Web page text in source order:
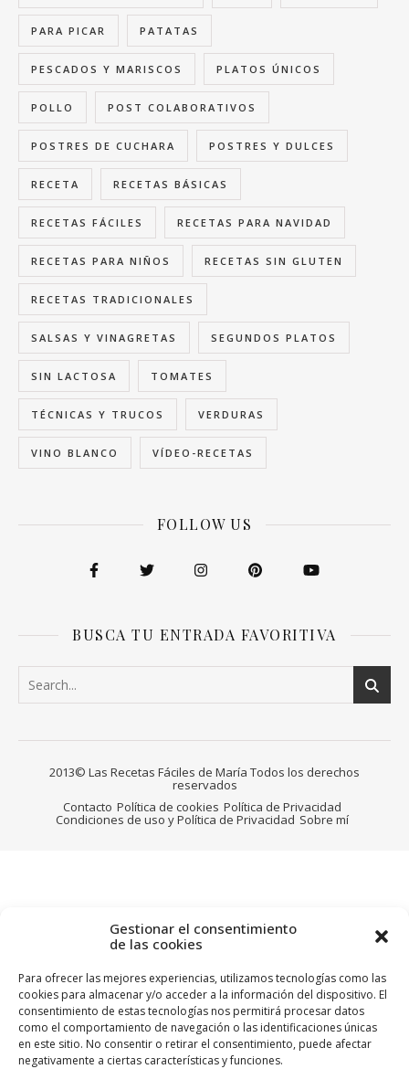
Gestionar el consentimiento
de las cookies
Para ofrecer las mejores experiencias, utilizamos tecnologías como las
cookies para almacenar y/o acceder a la información del dispositivo. El
consentimiento de estas tecnologías nos permitirá procesar datos
como el comportamiento de navegación o las identificaciones únicas
en este sitio. No consentir o retirar el consentimiento, puede afectar
negativamente a ciertas características y funciones.
PARA PICAR PATATAS
PESCADOS Y MARISCOS PLATOS ÚNICOS
POLLO POST COLABORATIVOS
POSTRES DE CUCHARA POSTRES Y DULCES
RECETA RECETAS BÁSICAS
RECETAS FÁCILES RECETAS PARA NAVIDAD
RECETAS PARA NIÑOS RECETAS SIN GLUTEN
RECETAS TRADICIONALES
SALSAS Y VINAGRETAS SEGUNDOS PLATOS
SIN LACTOSA TOMATES
TÉCNICAS Y TRUCOS VERDURAS
VINO BLANCO VÍDEO-RECETAS
FOLLOW US
BUSCA TU ENTRADA FAVORITIVA
2013© Las Recetas Fáciles de María Todos los derechos
reservados
Contacto Política de cookies Política de Privacidad
Condiciones de uso y Política de Privacidad Sobre mí